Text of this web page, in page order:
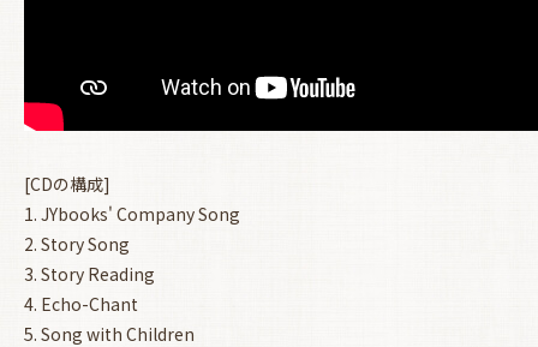
[CDの構成]
1. JYbooks' Company Song
2. Story Song
3. Story Reading
4. Echo-Chant
5. Song with Children